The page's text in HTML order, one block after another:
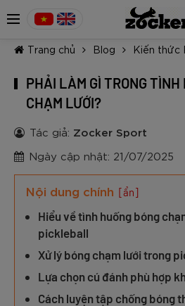
Trang chủ Blog Kiến thức
PHẢI LÀM GÌ TRONG TÌNH
CHẠM LƯỚI?
Tác giả: Zocker Sport
Ngày cập nhật: 21/07/2025
Nội dung chính [ẩn]
Hiểu về tình huống bóng
pickleball
Xử lý bóng chạm lưới trong
Lựa chọn cú đánh phù hợp
Cách luyện tập chống bóng